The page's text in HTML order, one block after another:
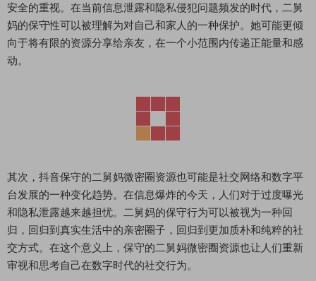
安全的重视。在当前信息泄露和隐私侵犯问题频发的时代，二舅
妈的保守性可以被理解为对自己和家人的一种保护。她可能更倾
向于将有限的资源分享给亲友，在一个小范围内传递正能量和感
动。
其次，抖音保守的二舅妈微密圈资源也可能是社交网络和数字平
台发展的一种变化趋势。在信息爆炸的今天，人们对于过度曝光
和隐私泄露越来越担忧。二舅妈的保守行为可以被视为一种回
归，回归到真实生活中的亲密圈子，回归到更加质朴和纯粹的社
交方式。在这个意义上，保守的二舅妈微密圈资源也让人们重新
审视和思考自己在数字时代的社交行为。